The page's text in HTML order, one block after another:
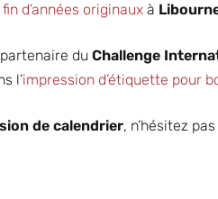
d’années originaux à
du Challenge
l’impression d’étiquette pour
de calendrier, n’hésitez